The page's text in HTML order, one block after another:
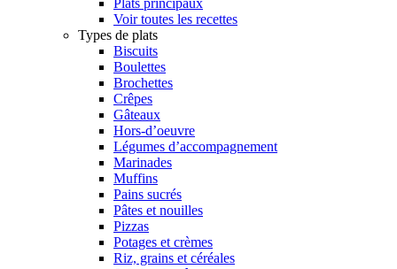
Plats principaux
Voir toutes les recettes
Types de plats
Biscuits
Boulettes
Brochettes
Crêpes
Gâteaux
Hors-d’oeuvre
Légumes d’accompagnement
Marinades
Muffins
Pains sucrés
Pâtes et nouilles
Pizzas
Potages et crèmes
Riz, grains et céréales